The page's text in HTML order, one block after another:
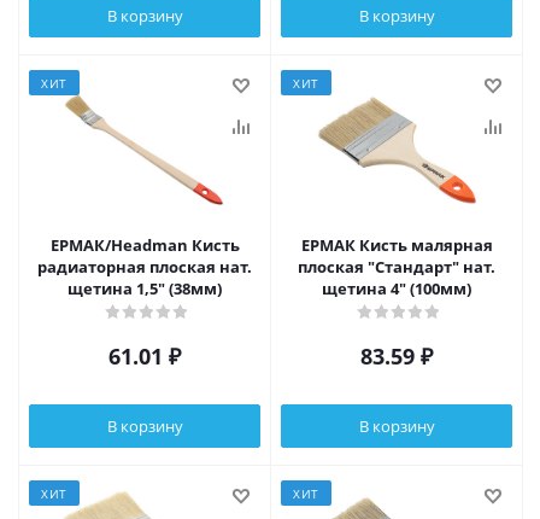
В корзину В корзину
ХИТ
ЕРМАК/Headman Кисть
радиаторная плоская нат.
щетина 1,5" (38мм)
61.01 ₽
В корзину
ХИТ
ЕРМАК Кисть малярная
плоская "Стандарт" нат.
щетина 4" (100мм)
83.59 ₽
В корзину
ХИТ ХИТ